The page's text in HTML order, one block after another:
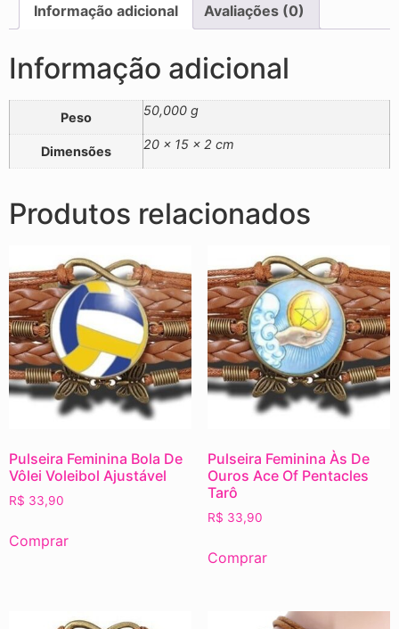
Informação adicional Avaliações (0)
Informação adicional
Peso 50,000 g
Dimensões 20 × 15 × 2 cm
Produtos relacionados
Pulseira Feminina Bola De
Vôlei Voleibol Ajustável
R$ 33,90
Comprar
Pulseira Feminina Às De
Ouros Ace Of Pentacles
Tarô
R$ 33,90
Comprar